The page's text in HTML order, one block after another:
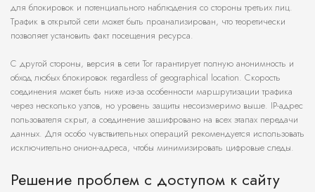
для блокировок и потенциального наблюдения со стороны третьих лиц.
Трафик в открытой сети может быть проанализирован, что теоретически
позволяет установить факт посещения ресурса.
С другой стороны, версия в сети Tor гарантирует полную анонимность и
обход любых блокировок regardless of geographical location. Скорость
соединения может быть ниже из-за особенности маршрутизации трафика
через несколько узлов, но уровень защиты несоизмеримо выше. IP-адрес
пользователя скрыт, а соединение зашифровано на всех этапах передачи
данных. Для особо чувствительных операций рекомендуется использовать
исключительно онион-адреса, чтобы минимизировать цифровые следы.
Решение проблем с доступом к сайту